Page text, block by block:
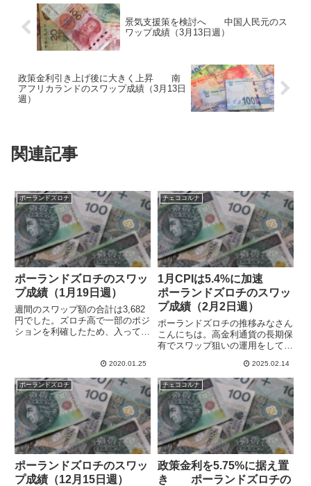
景気支援策を検討へ 中国人民元のス
ワップ成績（3月13日週）
政策金利引き上げ後に大きく上昇 南
アフリカランドのスワップ成績（3月13日
週）
関連記事
ポーランドズロチ
ポーランドズロチのスワッ
プ成績（1月19日週）
週間のスワップ額の合計は3,682
円でした。ズロチ高で一部のポジ
ションを利確したため、入ってく
低迷気味です。決済したポジショ
ンについてはそれなりにいい水準
で利確できたと思うので、再...
2020.01.25
チェココルナ
1月CPIは5.4%に加速
ポーランドズロチのスワッ
プ成績（2月2日週）
ポーランドズロチの推移みなさん
こんにちは。高金利通貨の長期保
有でスワップ狙いの運用をしてい
ロチとチェココルナは対ユーロで
とくに変動が小さく、新興国の高
金利通貨と比較してかなり安定し
ています。ポーランドは23年1...
2025.02.14
ポーランドズロチ
ポーランドズロチのスワッ
プ成績（12月15日週）
チェココルナ
政策金利を5.75%に据え置
き ポーランドズロチの